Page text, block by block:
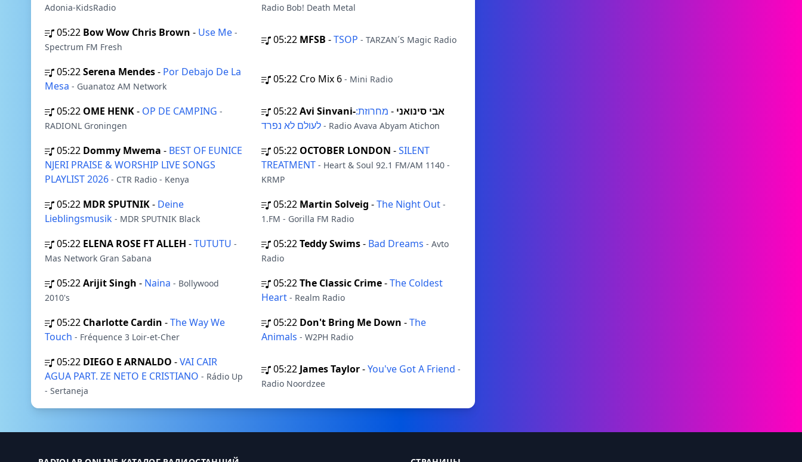
Adonia-KidsRadio
Radio Bob! Death Metal
05:22 Bow Wow Chris Brown - Use Me -
Spectrum FM Fresh
05:22 MFSB -TSOP - TARZAN´S Magic Radio
05:22Serena Mendes- Por Debajo De La
Mesa - Guanatoz AM Network
05:22 Cro Mix 6 - Mini Radio
05:22 OME HENK- OP DE CAMPING -
RADIONL Groningen
05:22 Avi Sinvani-אבי סינואני - מחרוזת:
- Radio Avava Abyam Atichon
05:22 Dommy Mwema - BEST OF EUNICE
NJERI PRAISE & WORSHIP LIVE SONGS
PLAYLIST 2026 - CTR Radio - Kenya
05:22 OCTOBER LONDON -SILENT
TREATMENT - Heart & Soul 92.1 FM/AM 1140 -
KRMP
05:22 MDR SPUTNIK- Deine
Lieblingsmusik - MDR SPUTNIK Black
05:22 Martin Solveig -The Night Out -
1.FM - Gorilla FM Radio
05:22 ELENA ROSE FT ALLEH -TUTUTU -
Mas Network Gran Sabana
05:22Teddy Swims- Bad Dreams - Avto
Radio
05:22Arijit Singh - Naina - Bollywood
2010's
05:22The Classic Crime-The Coldest
Heart - Realm Radio
05:22 Charlotte Cardin -The Way We
Touch - Fréquence 3 Loir-et-Cher
05:22 Don't Bring Me Down -The
Animals - W2PH Radio
05:22 DIEGO E ARNALDO -VAI CAIR
AGUA PART. ZE NETO E CRISTIANO - Rádio Up
- Sertaneja
05:22 James Taylor-You've Got A Friend -
Radio Noordzee